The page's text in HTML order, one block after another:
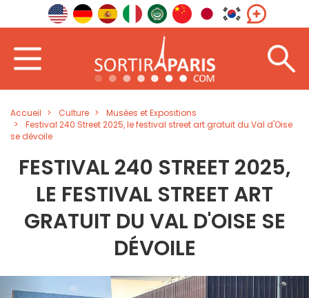
Accueil Culture
Musées et Expositions
Festival 240 Street 2025, le festival street art gratuit du Val d'Oise
se dévoile
FESTIVAL 240 STREET 2025,
LE FESTIVAL STREET ART
GRATUIT DU VAL D'OISE SE
DÉVOILE